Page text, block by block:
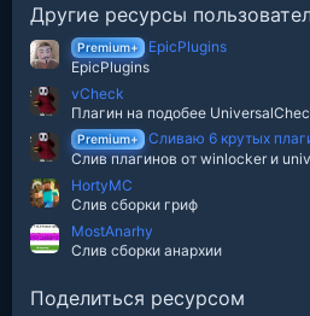
з
д
Другие ресурсы
Premium+
EpicPlugins
EpicPlugins
vCheck
Плагин на подобее
Premium+
Сливаю 6 крутых
Слив плагинов от winlocker и
HortyMC
Слив сборки гриф
MostAnarhy
Слив сборки анархии
Поделиться ресурсом